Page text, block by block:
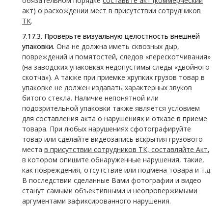
акт) о расхождении мест в присутствии сотрудников
ТК.
7.17.3. Проверьте визуальную целостность внешней
упаковки. Она не должна иметь сквозных дыр,
повреждений и помятостей, следов «перескотчивания»
(на заводских упаковках недопустимы следы «двойного
скотча»). А также при приемке хрупких грузов товар в
упаковке не должен издавать характерных звуков
битого стекла. Наличие непонятной или
подозрительной упаковки также является условием
для составления акта о нарушениях и отказе в приеме
товара. При любых нарушениях сфотографируйте
товар или сделайте видеозапись вскрытия грузового
места в присутствии сотрудников ТК, составляйте Акт,
в котором опишите обнаруженные нарушения, такие,
как повреждения, отсутствие или подмена товара и т.д.
В последствии сделанные Вами фотографии и видео
станут самыми объективными и неопровержимыми
аргументами зафиксированного нарушения.